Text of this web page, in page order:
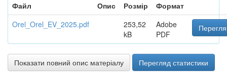
Файл
Опис Розмір
Формат
Orel_Orel_EV_2025.pdf
253,52
kB
Adobe
PDF
Показати повний опис матеріалу Перегляд статистики